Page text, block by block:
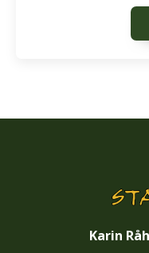
Karin